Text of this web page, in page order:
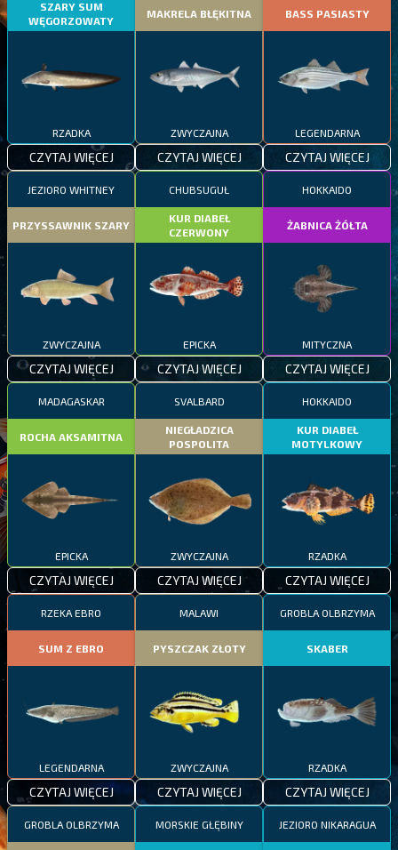
SZARY SUM
WĘGORZOWATY
RZADKA
CZYTAJ WIĘCEJ
MAKRELA BŁĘKITNA
ZWYCZAJNA
CZYTAJ WIĘCEJ
BASS PASIASTY
LEGENDARNA
CZYTAJ WIĘCEJ
JEZIORO WHITNEY
PRZYSSAWNIK SZARY
ZWYCZAJNA
CZYTAJ WIĘCEJ
CHUBSUGUŁ
KUR DIABEŁ
CZERWONY
EPICKA
CZYTAJ WIĘCEJ
HOKKAIDO
ŻABNICA ŻÓŁTA
MITYCZNA
CZYTAJ WIĘCEJ
MADAGASKAR
ROCHA AKSAMITNA
EPICKA
CZYTAJ WIĘCEJ
SVALBARD
NIEGŁADZICA
POSPOLITA
ZWYCZAJNA
CZYTAJ WIĘCEJ
HOKKAIDO
KUR DIABEŁ
MOTYLKOWY
RZADKA
CZYTAJ WIĘCEJ
RZEKA EBRO
SUM Z EBRO
LEGENDARNA
CZYTAJ WIĘCEJ
MALAWI
PYSZCZAK ZŁOTY
ZWYCZAJNA
CZYTAJ WIĘCEJ
GROBLA OLBRZYMA
SKABER
RZADKA
CZYTAJ WIĘCEJ
GROBLA OLBRZYMA MORSKIE GŁĘBINY JEZIORO NIKARAGUA